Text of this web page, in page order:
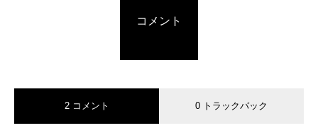
コメント
2 コメント 0 トラックバック